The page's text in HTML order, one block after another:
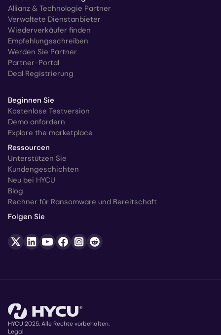
Allianz & Technologie Partner
Verwaltete Dienstanbieter
Wiederverkäufer finden
Empfehlungsschreiben
Werden Sie Partner
Partner-Portal
Deal Registrierung
Beginnen Sie
Kostenlose Testversion
Demo anfordern
Explore the marketplace
Ressourcen
Unterstützen Sie
Kundengeschichten
Neu bei HYCU
Blog
Rechner für Ransomware und Bereitschaft
Folgen Sie
HYCU 2025. Alle Rechte vorbehalten.
Legal